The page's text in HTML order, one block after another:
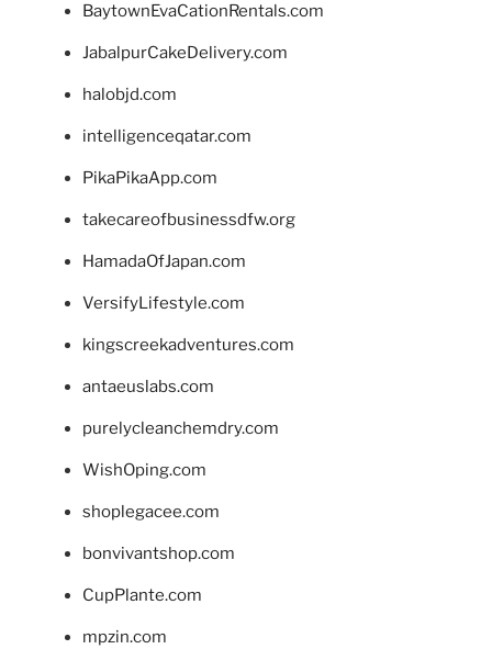
BaytownEvaCationRentals.com
JabalpurCakeDelivery.com
halobjd.com
intelligenceqatar.com
PikaPikaApp.com
takecareofbusinessdfw.org
HamadaOfJapan.com
VersifyLifestyle.com
kingscreekadventures.com
antaeuslabs.com
purelycleanchemdry.com
WishOping.com
shoplegacee.com
bonvivantshop.com
CupPlante.com
mpzin.com